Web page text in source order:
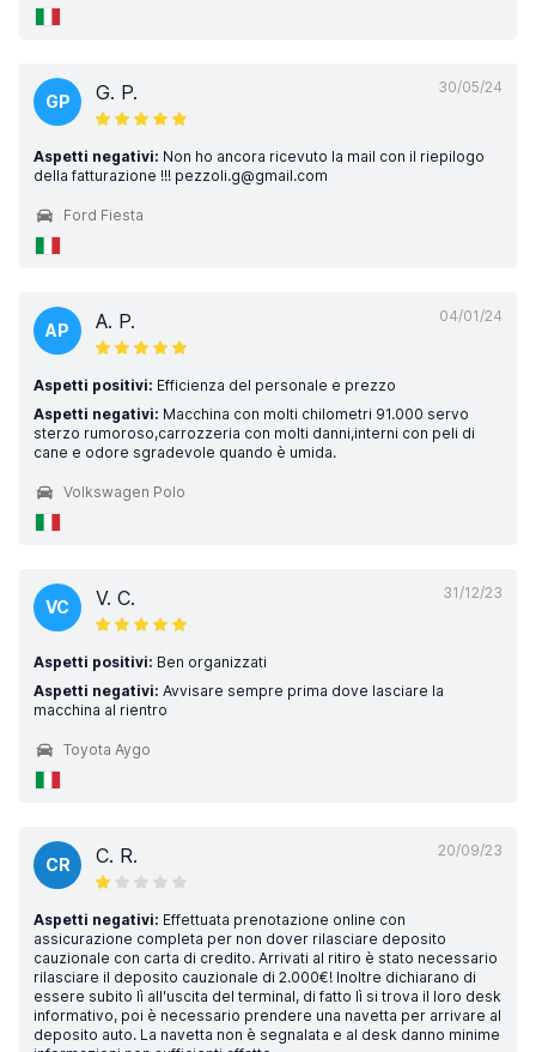
30/05/24
GP G. P.
Aspetti negativi: Non ho ancora ricevuto la mail con il riepilogo
della fatturazione !!! pezzoli.g@gmail.com
Ford Fiesta
04/01/24
AP A. P.
Aspetti positivi: Efficienza del personale e prezzo
Aspetti negativi: Macchina con molti chilometri 91.000 servo
sterzo rumoroso,carrozzeria con molti danni,interni con peli di
cane e odore sgradevole quando è umida.
Volkswagen Polo
31/12/23
VC V. C.
Aspetti positivi: Ben organizzati
Aspetti negativi: Avvisare sempre prima dove lasciare la
macchina al rientro
Toyota Aygo
20/09/23
CR C. R.
Aspetti negativi: Effettuata prenotazione online con
assicurazione completa per non dover rilasciare deposito
cauzionale con carta di credito. Arrivati al ritiro è stato necessario
rilasciare il deposito cauzionale di 2.000€! Inoltre dichiarano di
essere subito lì all'uscita del terminal, di fatto lì si trova il loro desk
informativo, poi è necessario prendere una navetta per arrivare al
deposito auto. La navetta non è segnalata e al desk danno minime